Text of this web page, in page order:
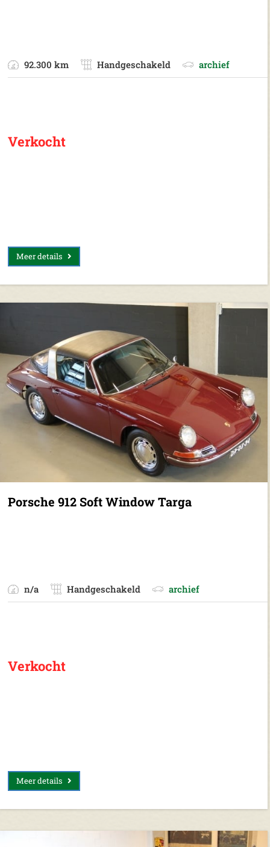
92.300 km Handgeschakeld archief
Verkocht
Meer details
Porsche 912 Soft Window Targa
n/a Handgeschakeld archief
Verkocht
Meer details